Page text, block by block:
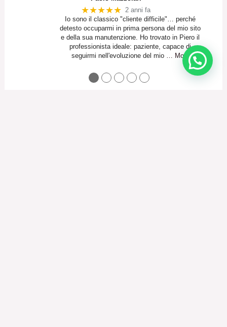
★★★★★ 2 anni fa
Io sono il classico "cliente difficile"… perché
detesto occuparmi in prima persona del mio sito
e della sua manutenzione. Ho trovato in Piero il
professionista ideale: paziente, capace di
seguirmi nell'evoluzione del mio
… More
●●●●●